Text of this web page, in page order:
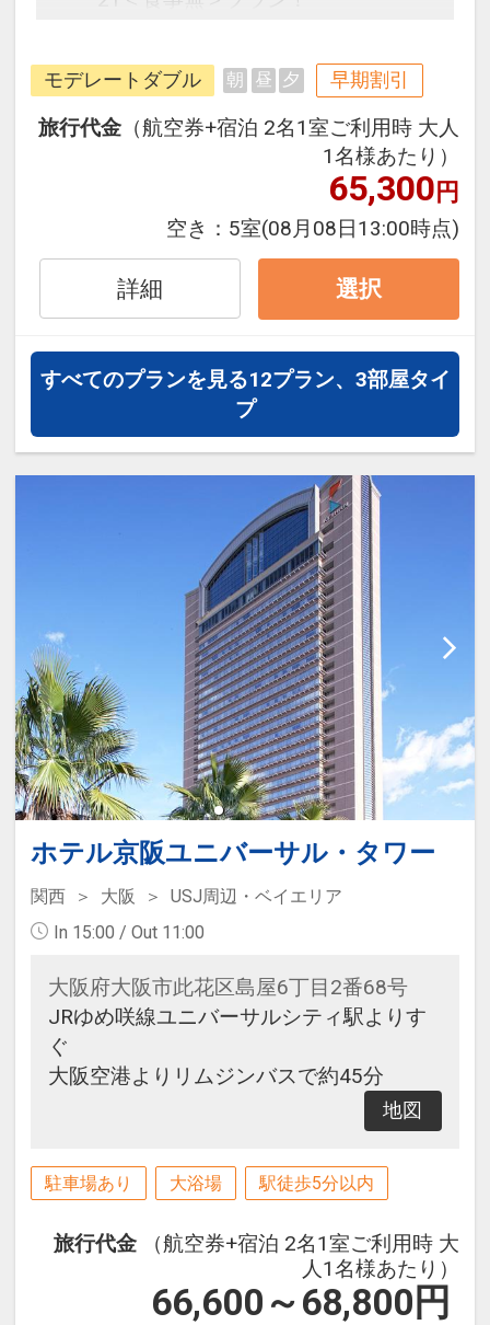
ユニバーサル・スタジオ・ジャパン
へ徒歩すぐのオフィシャルホテル
で、大自然をテーマにした空間が魅
力。心も体も癒される緑豊かなイン
テリアで、充実した朝食が自慢で
す。素材の旨味や楽しさにこだわっ
たお料理を数多く取り揃え、心身と
もに元気をチャージできます。落ち
着いたデザインの客室は、アースカ
ラーを基調に、機能的なレイアウト
で居心地の良い空間が提供されま
す。シモンズ社製ベッドを使用し、
最上の眠りを求め続ける心地良さを
実感できるでしょう。様々なサービ
スが用意されており、お客様が安心
安全に滞在を楽しめます。
≪宿泊者特典≫
・ウェルカムラウンジ（ドリンクや
スイーツの無料サービス）利用可
※営業時間14:00～22:00※パーク閉
園時間により変更有
・お部屋にビューティードライヤ
ー、フットマッサージャー、シュー
ドライヤーを完備
モデレートダブル 朝 昼 夕 早期割引
旅行代金 （航空券+宿泊 2名1室ご利用時 大人
1名様あたり）
65,300円
空き： 5室(08月08日13:00時点)
詳細 選択
すべてのプランを見る12プラン、3部屋タイ
プ
ホテル京阪ユニバーサル・タワー
関西 大阪
USJ周辺・ベイエリア
In 15:00 / Out 11:00
大阪府大阪市此花区島屋6丁目2番68号
JRゆめ咲線ユニバーサルシティ駅よりす
ぐ
大阪空港よりリムジンバスで約45分
地図
駐車場あり 大浴場 駅徒歩5分以内
旅行代金
（航空券+宿泊 2名1室ご利用時 大
人1名様あたり）
66,600～68,800 円